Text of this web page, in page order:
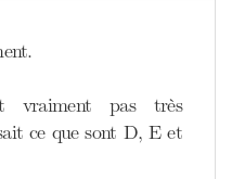
vraiment pas très
ce que sont D, E et